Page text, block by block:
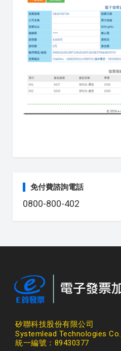
免付費諮詢電話
0800-800-402
矽聯科技股份有限公司
Systemlead Technologies
統一編號：89430377